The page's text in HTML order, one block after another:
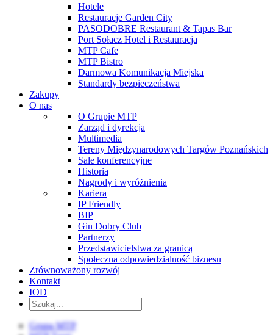
Hotele
Restauracje Garden City
PASODOBRE Restaurant & Tapas Bar
Port Sołacz Hotel i Restauracja
MTP Cafe
MTP Bistro
Darmowa Komunikacja Miejska
Standardy bezpieczeństwa
Zakupy
O nas
O Grupie MTP
Zarząd i dyrekcja
Multimedia
Tereny Międzynarodowych Targów Poznańskich
Sale konferencyjne
Historia
Nagrody i wyróżnienia
Kariera
IP Friendly
BIP
Gin Dobry Club
Partnerzy
Przedstawicielstwa za granicą
Społeczna odpowiedzialność biznesu
Zrównoważony rozwój
Kontakt
IOD
Grupa MTP